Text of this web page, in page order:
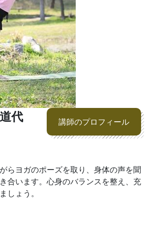
代 講師のプロフィール
らヨガのポーズを取り、身体の声を聞
合います。心身のバランスを整え、充
しょう。